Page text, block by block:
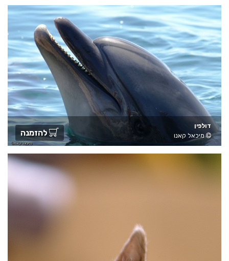
דולפין
מיכאל קאנו
להזמנה